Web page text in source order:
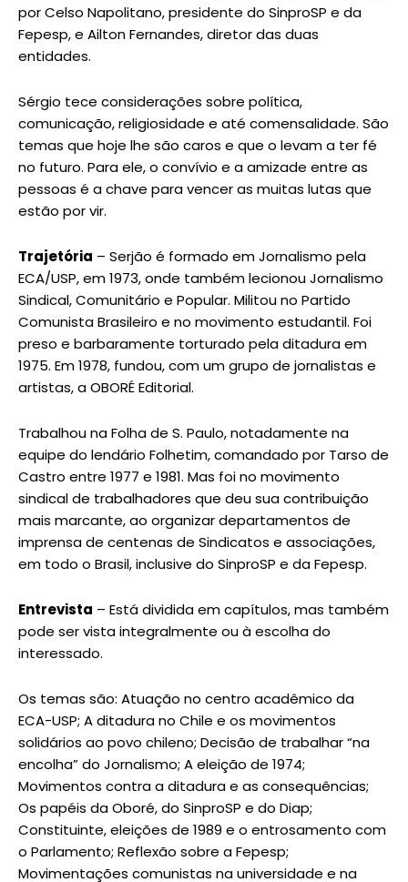
por Celso Napolitano, presidente do SinproSP e da
Fepesp, e Ailton Fernandes, diretor das duas
entidades.
Sérgio tece considerações sobre política,
comunicação, religiosidade e até comensalidade. São
temas que hoje lhe são caros e que o levam a ter fé
no futuro. Para ele, o convívio e a amizade entre as
pessoas é a chave para vencer as muitas lutas que
estão por vir.
Trajetória – Serjão é formado em Jornalismo pela
ECA/USP, em 1973, onde também lecionou Jornalismo
Sindical, Comunitário e Popular. Militou no Partido
Comunista Brasileiro e no movimento estudantil. Foi
preso e barbaramente torturado pela ditadura em
1975. Em 1978, fundou, com um grupo de jornalistas e
artistas, a OBORÉ Editorial.
Trabalhou na Folha de S. Paulo, notadamente na
equipe do lendário Folhetim, comandado por Tarso de
Castro entre 1977 e 1981. Mas foi no movimento
sindical de trabalhadores que deu sua contribuição
mais marcante, ao organizar departamentos de
imprensa de centenas de Sindicatos e associações,
em todo o Brasil, inclusive do SinproSP e da Fepesp.
Entrevista – Está dividida em capítulos, mas também
pode ser vista integralmente ou à escolha do
interessado.
Os temas são: Atuação no centro acadêmico da
ECA-USP; A ditadura no Chile e os movimentos
solidários ao povo chileno; Decisão de trabalhar “na
encolha” do Jornalismo; A eleição de 1974;
Movimentos contra a ditadura e as consequências;
Os papéis da Oboré, do SinproSP e do Diap;
Constituinte, eleições de 1989 e o entrosamento com
o Parlamento; Reflexão sobre a Fepesp;
Movimentações comunistas na universidade e na